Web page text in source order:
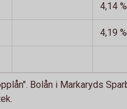
4,14 %
4,19 %
Bolån i Markaryds